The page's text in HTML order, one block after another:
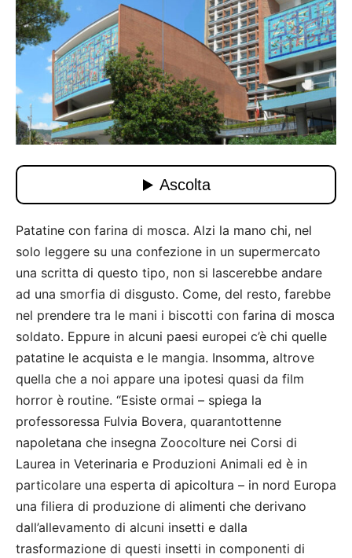
Patatine con farina di mosca. Alzi la mano chi, nel
solo leggere su una confezione in un supermercato
una scritta di questo tipo, non si lascerebbe andare
ad una smorfia di disgusto. Come, del resto, farebbe
nel prendere tra le mani i biscotti con farina di mosca
soldato. Eppure in alcuni paesi europei c’è chi quelle
patatine le acquista e le mangia. Insomma, altrove
quella che a noi appare una ipotesi quasi da film
horror è routine. “Esiste ormai – spiega la
professoressa Fulvia Bovera, quarantottenne
napoletana che insegna Zoocolture nei Corsi di
Laurea in Veterinaria e Produzioni Animali ed è in
particolare una esperta di apicoltura – in nord Europa
una filiera di produzione di alimenti che derivano
dall’allevamento di alcuni insetti e dalla
trasformazione di questi insetti in componenti di